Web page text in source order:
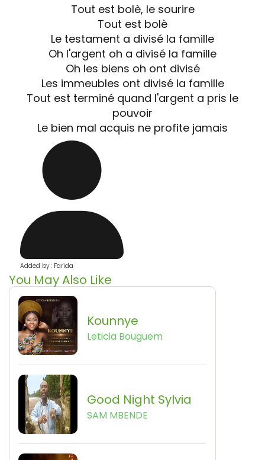
Tout est bolè, le sourire
Tout est bolè
Le testament a divisé la famille
Oh l'argent oh a divisé la famille
Oh les biens oh ont divisé
Les immeubles ont divisé la famille
Tout est terminé quand l'argent a pris le
pouvoir
Le bien mal acquis ne profite jamais
Added by : Farida
You May Also Like
Kounnye
Leticia Bouguem
Good Night Sylvia
SAM MBENDE